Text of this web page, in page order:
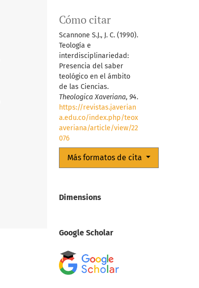
Cómo citar
Scannone S.J., J. C. (1990).
Teología e
interdisciplinariedad:
Presencia del saber
teológico en el ámbito
de las Ciencias.
Theologica Xaveriana, 94.
https://revistas.javerian
a.edu.co/index.php/teox
averiana/article/view/22
076
Más formatos de cita
Dimensions
Google Scholar